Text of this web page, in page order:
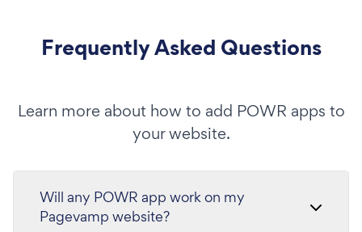
Frequently Asked Questions
Learn more about how to add POWR apps to
your website.
Will any POWR app work on my
Pagevamp website?